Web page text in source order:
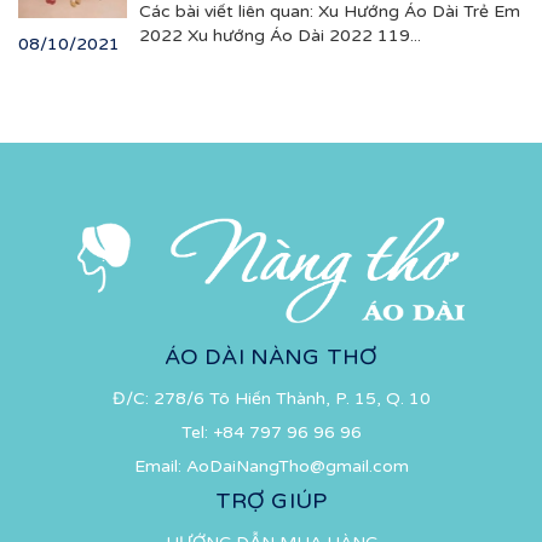
08/10/2021
Các bài viết liên quan: Xu Hướng Áo Dài Trẻ Em
2022 Xu hướng Áo Dài 2022 119...
ÁO DÀI NÀNG THƠ
Đ/C: 278/6 Tô Hiến Thành, P. 15, Q. 10
Tel: +84 797 96 96 96
Email: AoDaiNangTho@gmail.com
TRỢ GIÚP